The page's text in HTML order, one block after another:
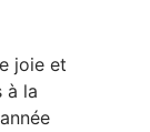
joie et
à la